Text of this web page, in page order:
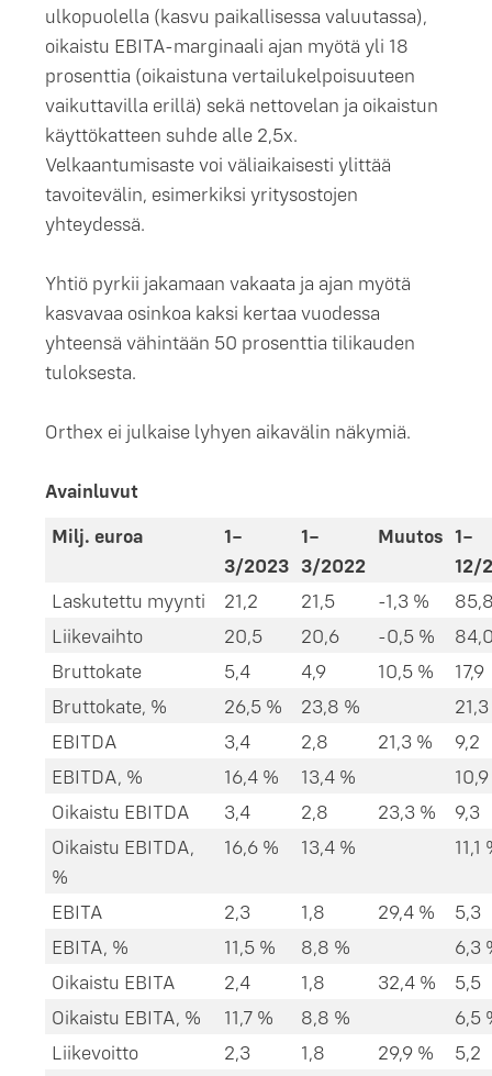
ulkopuolella (kasvu paikallisessa valuutassa),
oikaistu EBITA-marginaali ajan myötä yli 18
prosenttia (oikaistuna vertailukelpoisuuteen
vaikuttavilla erillä) sekä nettovelan ja oikaistun
käyttökatteen suhde alle 2,5x.
Velkaantumisaste voi väliaikaisesti ylittää
tavoitevälin, esimerkiksi yritysostojen
yhteydessä.
Yhtiö pyrkii jakamaan vakaata ja ajan myötä
kasvavaa osinkoa kaksi kertaa vuodessa
yhteensä vähintään 50 prosenttia tilikauden
tuloksesta.
Orthex ei julkaise lyhyen aikavälin näkymiä.
Avainluvut
Milj. euroa
1–
3/2023
1–
3/2022
Muutos 1–
12/
Laskutettu myynti
21,2 21,5 -1,3 %
Liikevaihto
20,5 20,6 -0,5 %
Bruttokate
5,4 4,9 10,5 %
17,9
Bruttokate, %
26,5 % 23,8 %
EBITDA
3,4 2,8 21,3 %
9,2
EBITDA, %
16,4 % 13,4 %
Oikaistu EBITDA
3,4 2,8 23,3 %
9,3
Oikaistu EBITDA,
%
16,6 % 13,4 % 11,1
EBITA 2,3 1,8 29,4 %
5,3
EBITA, %
11,5 % 8,8 %
6,3
Oikaistu EBITA
2,4 1,8 32,4 %
5,5
Oikaistu EBITA, %
11,7 % 8,8 %
6,5
Liikevoitto
2,3 1,8 29,9 %
5,2